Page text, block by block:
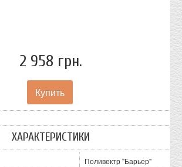
2 958 грн.
ХАРАКТЕРИСТИКИ
Поливектр "Барьер"